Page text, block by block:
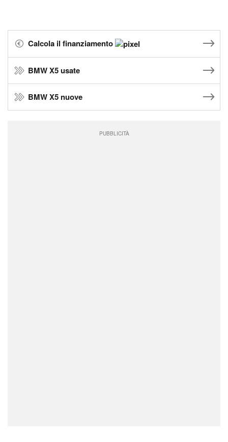
Calcola il finanziamento
BMW X5 usate
BMW X5 nuove
PUBBLICITÀ